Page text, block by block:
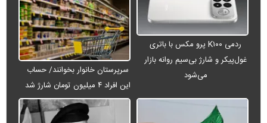
ردمی K۱۰۰ پرو مکس با باتری
غول‌پیکر و شارژ بی‌سیم روانه بازار
می‌شود
سرپرستان خانوار بخوانند/ حساب
این افراد ۴ میلیون تومان شارژ شد